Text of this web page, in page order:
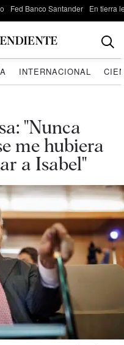
Fed Banco Santander En tierra
INTERNACIONAL
"Nunca
me hubiera
a Isabel"